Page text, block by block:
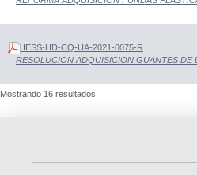
IESS-HD-CQ-UA-2021-0075-R
RESOLUCION ADQUISICION GUANTES DE
Mostrando 16 resultados.